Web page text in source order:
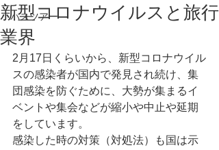
バスツアー
新型コロナウイルスと旅行
業界
2月17日くらいから、新型コロナウイル
スの感染者が国内で発見され続け、集
団感染を防ぐために、大勢が集まるイ
ベントや集会などが縮小や中止や延期
をしています。
感染した時の対策（対処法）も国は示